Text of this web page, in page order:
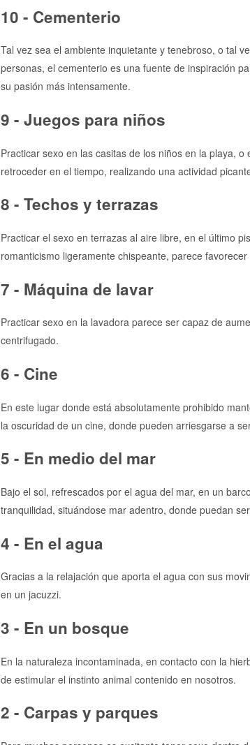
10 - Cementerio
Tal vez sea el ambiente inquietante y tenebroso, o tal
personas, el cementerio es una fuente de inspiración
su pasión más intensamente.
9 - Juegos para niños
Practicar sexo en las casitas de los niños en la playa,
retroceder en el tiempo, realizando una actividad
8 - Techos y terrazas
Practicar el sexo en terrazas al aire libre, en el último
romanticismo ligeramente chispeante, parece
7 - Máquina de lavar
Practicar sexo en la lavadora parece ser capaz de
centrifugado.
6 - Cine
En este lugar donde está absolutamente prohibido
la oscuridad de un cine, donde pueden arriesgarse a
5 - En medio del mar
Bajo el sol, refrescados por el agua del mar, en un
tranquilidad, situándose mar adentro, donde puedan
4 - En el agua
Gracias a la relajación que aporta el agua con sus
en un jacuzzi.
3 - En un bosque
En la naturaleza incontaminada, en contacto con la
de estimular el instinto animal contenido en nosotros.
2 - Carpas y parques